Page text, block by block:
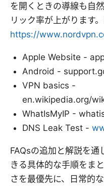
を開くときの導線も自
リック率が上がります
https://
Apple Website -
Android -
VPN basics -
en.wikipedia.org/
WhatIsMyIP -
DNS Leak Test -
FAQsの追加と解説を通
きる具体的な手順をま
さを最優先に、日常的